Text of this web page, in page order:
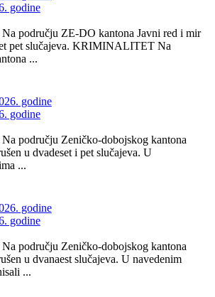
godine
području ZE-DO kantona Javni red i mir
pet slučajeva. KRIMINALITET Na
...
godine
području Zeničko-dobojskog kantona
u dvadeset i pet slučajeva. U
...
godine
području Zeničko-dobojskog kantona
u dvanaest slučajeva. U navedenim
...